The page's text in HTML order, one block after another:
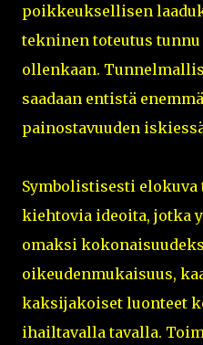
poikkeuksellisen
tekninen toteutus
ollenkaan.
saadaan entistä
painostavuuden
Symbolistisesti
kiehtovia ideoita, jotka
omaksi
oikeudenmukaisuus,
kaksijakoiset luonteet
ihailtavalla tavalla.